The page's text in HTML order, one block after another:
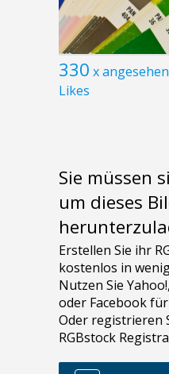
330 x angesehen
Likes
Sie müssen
um dieses